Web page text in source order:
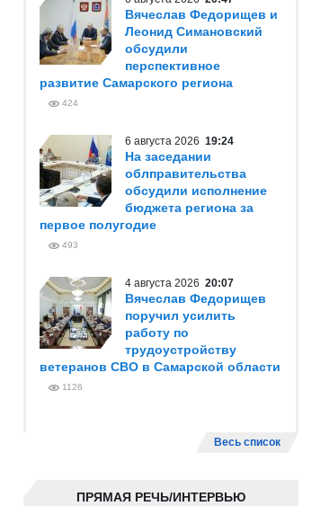
Вячеслав Федорищев и
Леонид Симановский
обсудили
перспективное
развитие Самарского региона
424
6 августа 2026 19:24
На заседании
облправительства
обсудили исполнение
бюджета региона за
первое полугодие
493
4 августа 2026 20:07
Вячеслав Федорищев
поручил усилить
работу по
трудоустройству
ветеранов СВО в Самарской области
1126
Весь список
ПРЯМАЯ РЕЧЬ/ИНТЕРВЬЮ